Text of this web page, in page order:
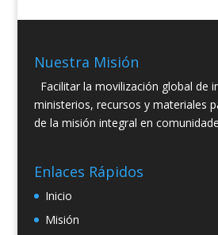
Nuestra Misión
Facilitar la movilización global de
ministerios, recursos y materiales
de la misión integral en
Enlaces Rápidos
Inicio
Misión